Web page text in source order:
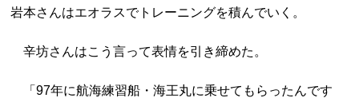
岩本さんはエオラスでトレーニングを積んでいく。
辛坊さんはこう言って表情を引き締めた。
「97年に航海練習船・海王丸に乗せてもらったんです